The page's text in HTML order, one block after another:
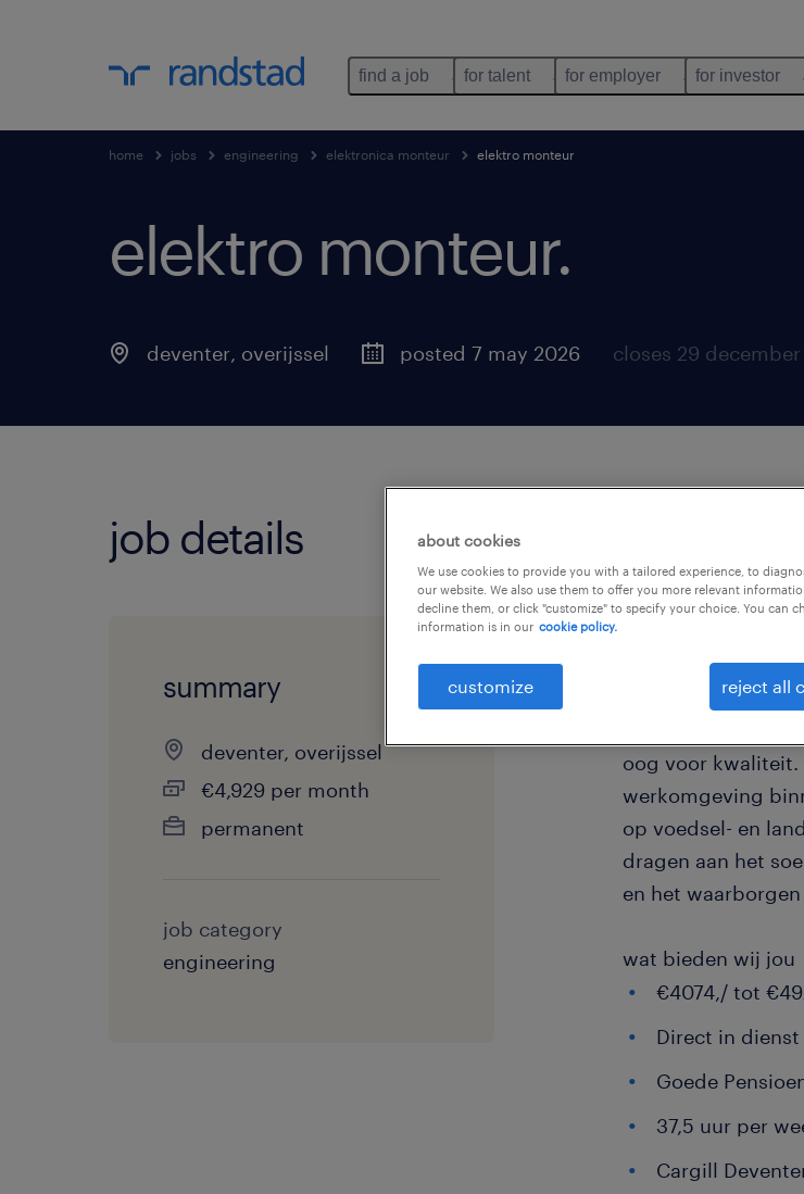
find a job for talent for employer for investor
home jobs engineering elektronica monteur elektro monteur
elektro monteur.
deventer, overijssel posted 7 may 2026 closes 29
job details
summary
deventer, overijssel
€4,929 per month
permanent
job category
engineering
Bent u een
nieuwe
alleen storingen
oog voor kwaliteit.
werkomgeving
op voedsel- en
dragen aan het
en het
wat bieden wij jou
€4074,/ tot
Direct in dienst
Goede
37,5 uur per
Cargill
about cookies
We use cookies to provide you with a tailored experience, to
our website. We also use them to offer you more relevant
decline them, or click "customize" to specify your choice. You can
information is in our cookie policy.
customize reject all